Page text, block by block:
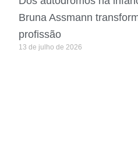
Bruna Assmann
profissão
13 de julho de 2026